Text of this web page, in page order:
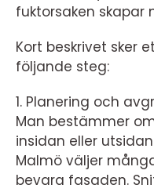
fuktorsaken skapar
Kort beskrivet sker
följande steg:
1. Planering och
Man bestämmer
insidan eller
Malmö väljer
bevara fasaden.